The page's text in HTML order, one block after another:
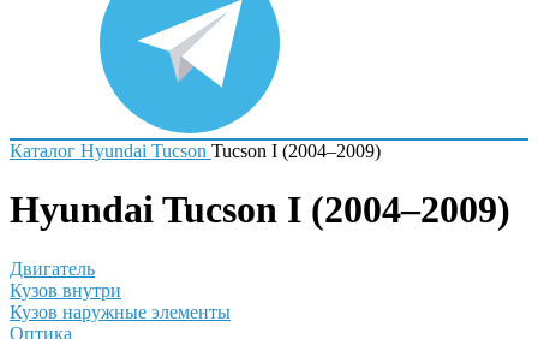
Каталог Hyundai Tucson Tucson I (2004–2009)
Hyundai Tucson I (2004–2009)
Двигатель
Кузов внутри
Кузов наружные элементы
Оптика